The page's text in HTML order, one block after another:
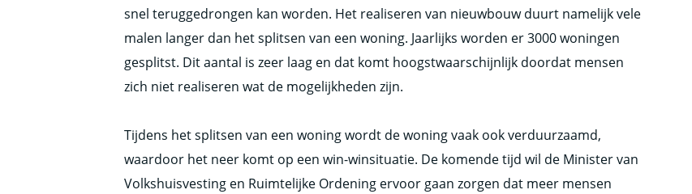
snel teruggedrongen kan worden. Het realiseren van nieuwbouw duurt namelijk vele
malen langer dan het splitsen van een woning. Jaarlijks worden er 3000 woningen
gesplitst. Dit aantal is zeer laag en dat komt hoogstwaarschijnlijk doordat mensen
zich niet realiseren wat de mogelijkheden zijn.
Tijdens het splitsen van een woning wordt de woning vaak ook verduurzaamd,
waardoor het neer komt op een win-winsituatie. De komende tijd wil de Minister van
Volkshuisvesting en Ruimtelijke Ordening ervoor gaan zorgen dat meer mensen